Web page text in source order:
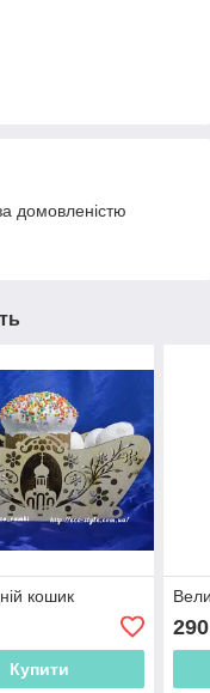
домовленістю
кошик
Купити
290